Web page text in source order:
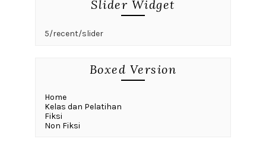
Slider Widget
5/recent/slider
Boxed Version
Home
Kelas dan Pelatihan
Fiksi
Non Fiksi